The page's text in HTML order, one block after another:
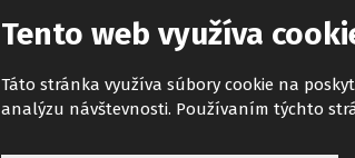
Tento web využíva
Táto stránka využíva súbory cookie na
analýzu návštevnosti. Používaním týchto